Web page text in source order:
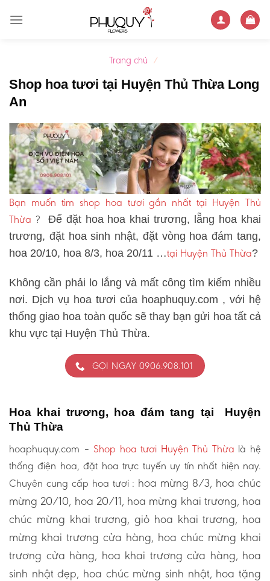
Trang chủ /
Shop hoa tươi tại Huyện Thủ Thừa Long
An
Bạn muốn tìm shop hoa tươi gần nhất tại Huyện Thủ
Thừa ?Để đặt hoa hoa khai trương, lẵng hoa khai
trương, đặt hoa sinh nhật, đặt vòng hoa đám tang,
hoa 20/10, hoa 8/3, hoa 20/11 …tại Huyện Thủ Thừa?
Không cần phải lo lắng và mất công tìm kiếm nhiều
nơi. Dịch vụ hoa tươi của hoaphuquy.com , với hệ
thống giao hoa toàn quốc sẽ thay bạn gửi hoa tất cả
khu vực tại Huyện Thủ Thừa.
GỌI NGAY 0906.908.101
Hoa khai trương, hoa đám tang tại Huyện
Thủ Thừa
hoaphuquy.com – Shop hoa tươi Huyện Thủ Thừa là hệ
thống điện hoa, đặt hoa trực tuyến uy tín nhất hiện nay.
Chuyên cung cấp hoa tươi : hoa mừng 8/3, hoa chúc
mừng 20/10, hoa 20/11, hoa mừng khai trương, hoa
chúc mừng khai trương, giỏ hoa khai trương, hoa
mừng khai trương cửa hàng, hoa chúc mừng khai
trương cửa hàng, hoa khai trương cửa hàng, hoa
sinh nhật đẹp, hoa chúc mừng sinh nhật, hoa tặng